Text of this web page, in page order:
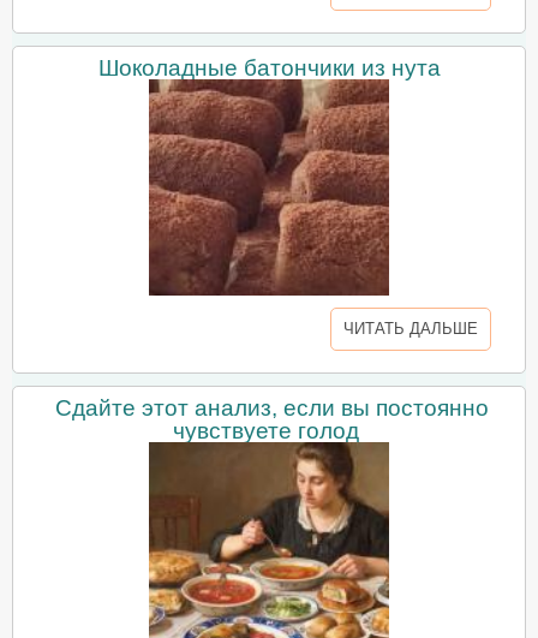
Шоколадные батончики из нута
ЧИТАТЬ ДАЛЬШЕ
Сдайте этот анализ, если вы постоянно
чувствуете голод